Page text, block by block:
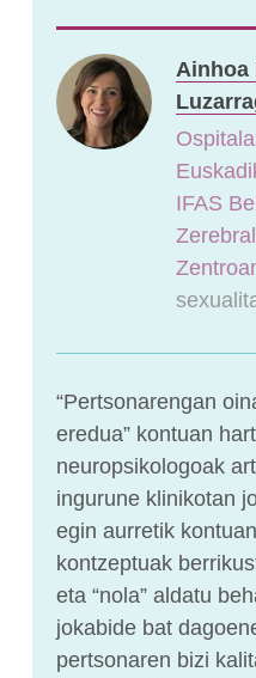
Ainhoa
IFAS
“Pertsonarengan
eredua” kontuan
neuropsikologoak
ingurune klinikotan
egin aurretik
kontzeptuak
eta “nola” aldatu
jokabide bat
pertsonaren bizi